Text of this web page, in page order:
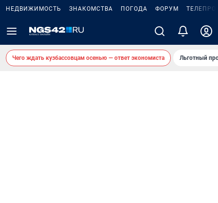
НЕДВИЖИМОСТЬ ЗНАКОМСТВА ПОГОДА ФОРУМ
Чего ждать кузбассовцам осенью — ответ экономиста Льготный